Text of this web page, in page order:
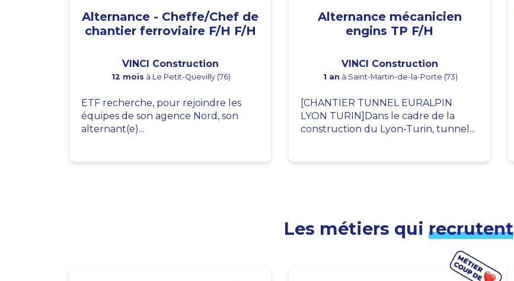
Alternance - Cheffe/Chef de
chantier ferroviaire F/H F/H
VINCI Construction
12 mois à Le Petit-Quevilly (76)
ETF recherche, pour rejoindre les
équipes de son agence Nord, son
alternant(e)...
Alternance mécanicien
engins TP F/H
VINCI Construction
1 an à Saint-Martin-de-la-Porte (73)
[CHANTIER TUNNEL EURALPIN
LYON TURIN]Dans le cadre de la
construction du Lyon-Turin, tunnel...
Les métiers qui recrutent